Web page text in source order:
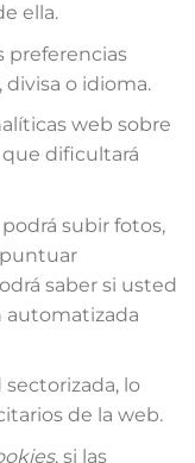
ella.
preferencias
divisa o idioma.
web sobre
dificultará
subir fotos,
saber si usted
automatizada
lo
de la web.
, si las